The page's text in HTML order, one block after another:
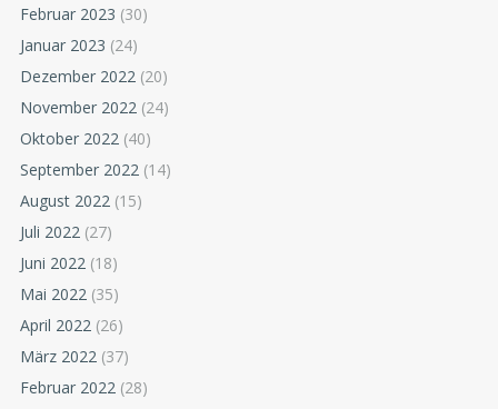
Februar 2023 (30)
Januar 2023 (24)
Dezember 2022 (20)
November 2022 (24)
Oktober 2022 (40)
September 2022 (14)
August 2022 (15)
Juli 2022 (27)
Juni 2022 (18)
Mai 2022 (35)
April 2022 (26)
März 2022 (37)
Februar 2022 (28)